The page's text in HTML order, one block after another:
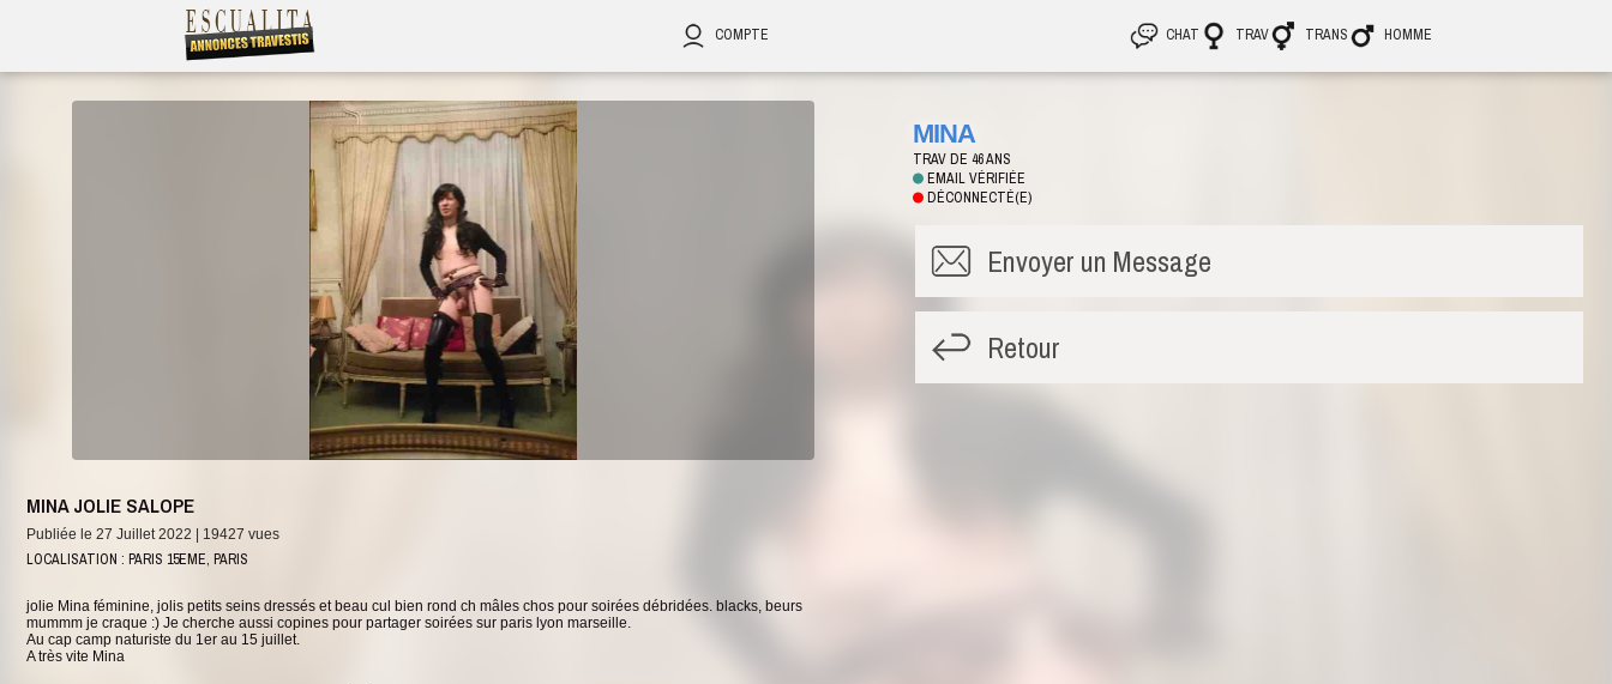
MINA JOLIE SALOPE
Publiée le 27 Juillet 2022 | 19427 vues
LOCALISATION : PARIS 15EME, PARIS
jolie Mina féminine, jolis petits seins dressés et beau cul bien rond ch mâles chos pour soirées débridées. blacks, beurs
mummm je craque :) Je cherche aussi copines pour partager soirées sur paris lyon marseille.
Au cap camp naturiste du 1er au 15 juillet.
A très vite Mina
MINA
TRAV DE 46 ANS
EMAIL VÉRIFIÉE
DÉCONNECTÉ(E)
Envoyer un Message
Retour
COMPTE CHAT TRAV TRANS HOMME